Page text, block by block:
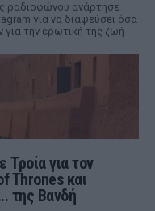
ραδιοφώνου ανάρτησε
για να διαψεύσει όσα
για την ερωτική της ζωή
Τροία για τον
Thrones και
της Βανδή